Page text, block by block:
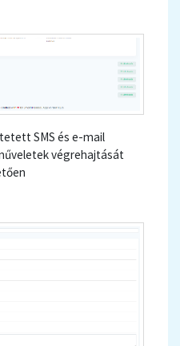
SMS és e-mail
végrehajtását